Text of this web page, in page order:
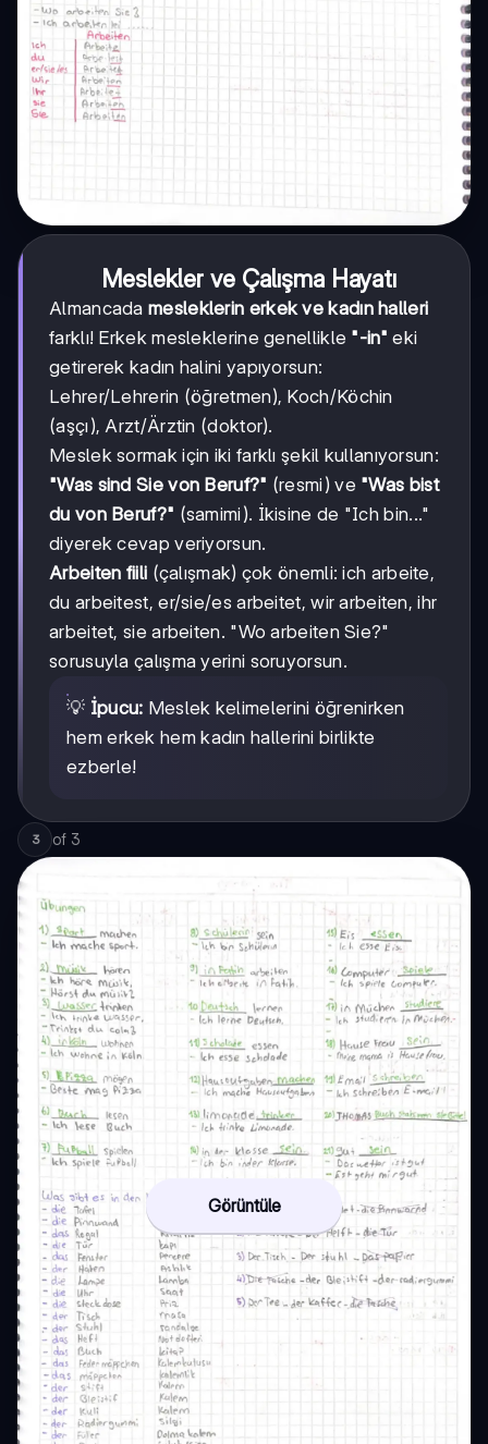
Meslekler ve Çalışma Hayatı
Almancada mesleklerin erkek ve kadın halleri
farklı! Erkek mesleklerine genellikle "-in" eki
getirerek kadın halini yapıyorsun:
Lehrer/Lehrerin (öğretmen), Koch/Köchin
(aşçı), Arzt/Ärztin (doktor).
Meslek sormak için iki farklı şekil kullanıyorsun:
"Was sind Sie von Beruf?" (resmi) ve "Was bist
du von Beruf?" (samimi). İkisine de "Ich bin..."
diyerek cevap veriyorsun.
Arbeiten fiili (çalışmak) çok önemli: ich arbeite,
du arbeitest, er/sie/es arbeitet, wir arbeiten, ihr
arbeitet, sie arbeiten. "Wo arbeiten Sie?"
sorusuyla çalışma yerini soruyorsun.
💡 İpucu: Meslek kelimelerini öğrenirken
hem erkek hem kadın hallerini birlikte
ezberle!
3 of 3
Görüntüle